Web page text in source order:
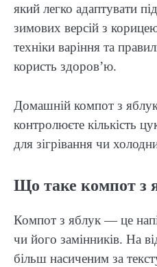
який легко адаптувати
зимових версій з
техніки варіння та
користь здоров’ю.
Домашній компот з
контролюєте кількість
для зігрівання чи
Що таке компот з
Компот з яблук — це
чи його замінників. На
більш насиченим за